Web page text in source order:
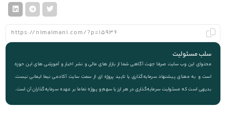
سلب مسئولیت
محتوای این وب سایت صرفا جهت آگاهی شما از بازار های مالی و نشر اخبار و آموزشی های این حوزه
است و به معنای پیشنهاد سرمایه‌گذاری یا تایید پروژه ای از سمت سایت آکادمی نیما ایمانی نیست.
بدیهی است که مسئولیت سرمایه‌گذاری در هر ارز یا سهم و پروژه تماما بر عهده سرمایه‌گذاران آن است.